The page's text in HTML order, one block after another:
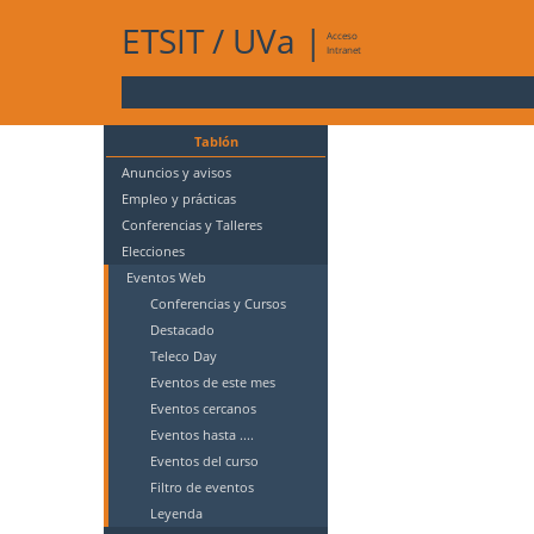
ETSIT/ UVa |
Acceso
Intranet
Tablón
Anuncios y avisos
Empleo y prácticas
Conferencias y Talleres
Elecciones
Eventos Web
Conferencias y Cursos
Destacado
Teleco Day
Eventos de este mes
Eventos cercanos
Eventos hasta ....
Eventos del curso
Filtro de eventos
Leyenda